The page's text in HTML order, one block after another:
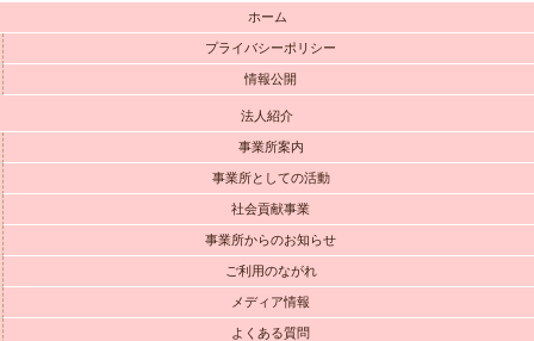
ホーム
プライバシーポリシー
情報公開
法人紹介
事業所案内
事業所としての活動
社会貢献事業
事業所からのお知らせ
ご利用のながれ
メディア情報
よくある質問